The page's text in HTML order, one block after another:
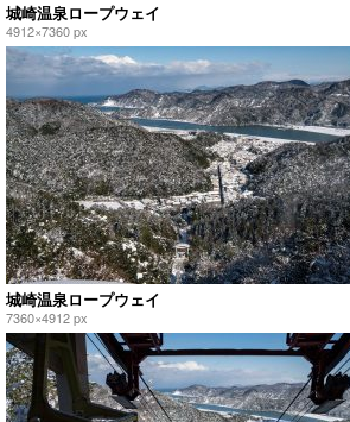
城崎温泉ロープウェイ
4912×7360 px
城崎温泉ロープウェイ
7360×4912 px